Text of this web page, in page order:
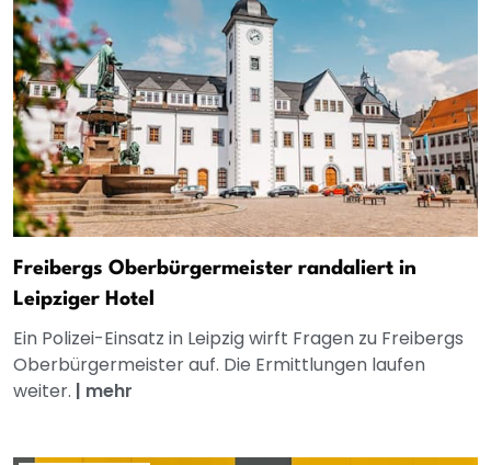
Freibergs Oberbürgermeister randaliert in
Leipziger Hotel
Ein Polizei-Einsatz in Leipzig wirft Fragen zu Freibergs
Oberbürgermeister auf. Die Ermittlungen laufen
weiter. | mehr